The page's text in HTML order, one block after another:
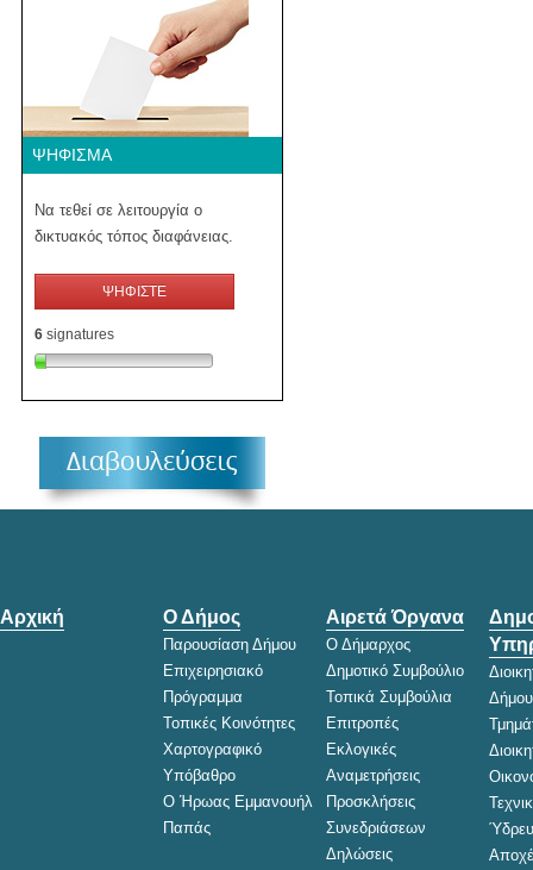
ΨΉΦΙΣΜΑ
Να τεθεί σε λειτουργία ο
δικτυακός τόπος διαφάνειας.
ΨΗΦΙΣΤΕ
6 signatures
Αρχική Ο Δήμος
Παρουσίαση Δήμου
Επιχειρησιακό
Πρόγραμμα
Τοπικές Κοινότητες
Χαρτογραφικό
Υπόβαθρο
Ο Ήρωας Εμμανουήλ
Παπάς
Αιρετά Όργανα
Ο Δήμαρχος
Δημοτικό Συμβούλιο
Τοπικά Συμβούλια
Επιτροπές
Εκλογικές
Αναμετρήσεις
Προσκλήσεις
Συνεδριάσεων
Δηλώσεις
Δήμου